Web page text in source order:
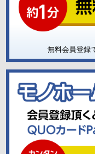
無料会員登録